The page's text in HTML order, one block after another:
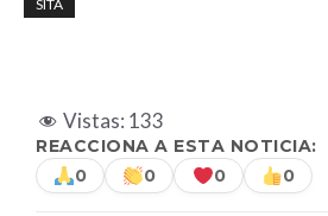
SITA
Vistas: 133
REACCIONA A ESTA NOTICIA:
0
0 0 0